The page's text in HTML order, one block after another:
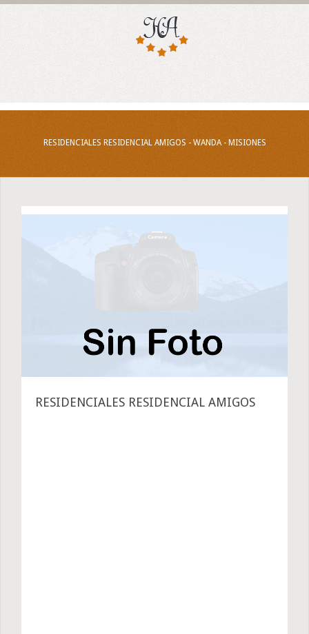
RESIDENCIALES RESIDENCIAL AMIGOS - WANDA - MISIONES
RESIDENCIALES RESIDENCIAL AMIGOS